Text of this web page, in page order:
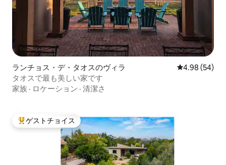
ランチョス・デ・タオスのヴィラ レビュー54
4.98 (54)
タオスで最も美しい家です
家族 · ロケーション · 清潔さ
大好評のゲストチョイスです。
ゲストチョイス